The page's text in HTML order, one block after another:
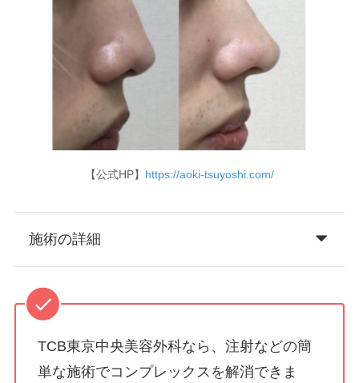
【公式HP】 https://aoki-tsuyoshi.com/
施術の詳細
TCB東京中央美容外科なら、注射などの簡
単な施術でコンプレックスを解消できま